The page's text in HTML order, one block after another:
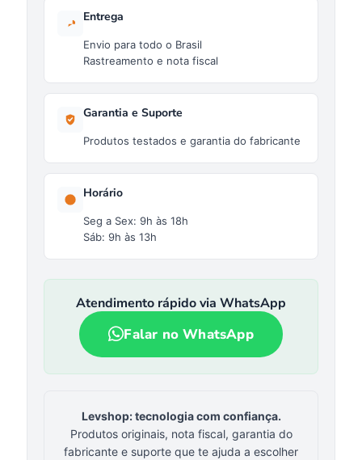
Entrega
Envio para todo o Brasil
Rastreamento e nota fiscal
Garantia e Suporte
Produtos testados e garantia do fabricante
Horário
Seg a Sex: 9h às 18h
Sáb: 9h às 13h
Atendimento rápido via WhatsApp
Falar no WhatsApp
Levshop: tecnologia com confiança.
Produtos originais, nota fiscal, garantia do
fabricante e suporte que te ajuda a escolher